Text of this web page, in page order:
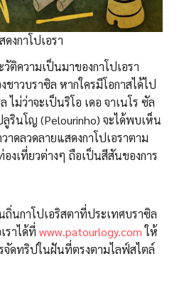
งกาโปเอรา
ติความเป็นมาของกาโปเอรา
าวบราซิล หากใครมีโอกาสได้ไป
ไม่ว่าจะเป็นริโอ เดอ จาเนโร ซัล
ลูรินโญ (Pelourinho) จะได้พบเห็น
าดลวดลายแสดงกาโปเอราตาม
เที่ยวต่างๆ ถือเป็นสีสันของการ
ถิ่นกาโปเอริสตาที่ประเทศบราซิล
ราได้ที่ www.patourlogy.comให้
จัดทริปในฝันที่ตรงตามไลฟ์สไตล์